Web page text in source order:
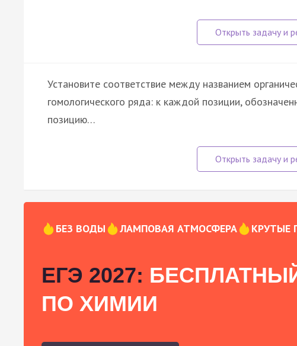
Установите соответствие между названием
гомологического ряда: к каждой позиции,
позицию…
БЕЗ ВОДЫ ЛАМПОВАЯ АТМОСФЕРА КРУТЫЕ
ЕГЭ 2027:
ПО ХИМИИ